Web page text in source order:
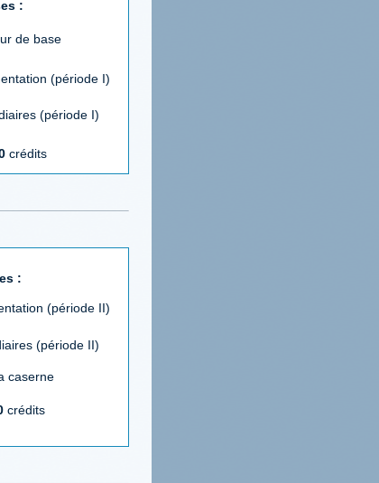
:
de base
(période I)
(période I)
crédits
:
(période II)
(période II)
caserne
crédits